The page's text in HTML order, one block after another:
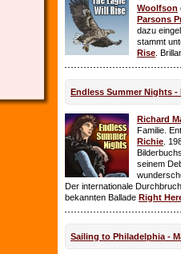
Woolfson
Parsons
dazu
stammt
Rise .
Endless Summer Nights -
Richard
Familie.
Richie .
seinem
Der internationale
bekannten Ballade Right
Sailing to Philadelphia -